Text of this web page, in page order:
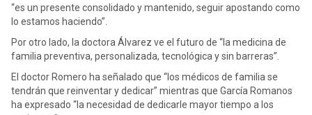
“es un presente consolidado y mantenido, seguir apostando como
lo estamos haciendo”.
Por otro lado, la doctora Álvarez ve el futuro de “la medicina de
familia preventiva, personalizada, tecnológica y sin barreras”.
El doctor Romero ha señalado que “los médicos de familia se
tendrán que reinventar y dedicar” mientras que García Romanos
ha expresado “la necesidad de dedicarle mayor tiempo a los